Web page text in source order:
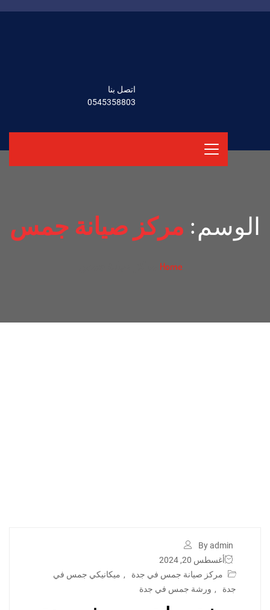
اتصل بنا
0545358803
الوسم: مركز صيانة جمس
Home
By admin
أغسطس 20, 2024
مركز صيانة جمس في جدة
, ميكانيكي جمس في
جدة
, ورشة جمس في جدة